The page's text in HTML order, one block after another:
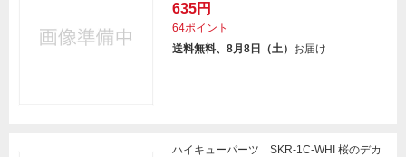
635円
64ポイント
送料無料、8月8日（土） お届け
ハイキューパーツ SKR-1C-WHI 桜のデカ